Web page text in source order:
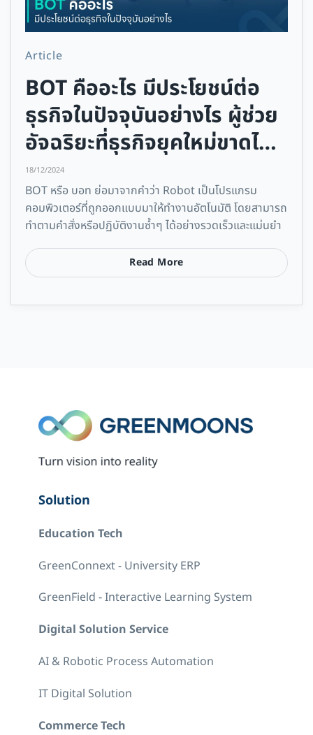
Article
BOT คืออะไร มีประโยชน์ต่อ
ธุรกิจในปัจจุบันอย่างไร ผู้ช่วย
อัจฉริยะที่ธุรกิจยุคใหม่ขาดไม่
ได้
18/12/2024
BOT หรือ บอท ย่อมาจากคำว่า Robot เป็นโปรแกรม
คอมพิวเตอร์ที่ถูกออกแบบมาให้ทำงานอัตโนมัติ โดยสามารถ
ทำตามคำสั่งหรือปฏิบัติงานซ้ำๆ ได้อย่างรวดเร็วและแม่นยำ
Read More
Solution
Education Tech
GreenConnext - University ERP
GreenField - Interactive Learning System
Digital Solution Service
AI & Robotic Process Automation
IT Digital Solution
Commerce Tech